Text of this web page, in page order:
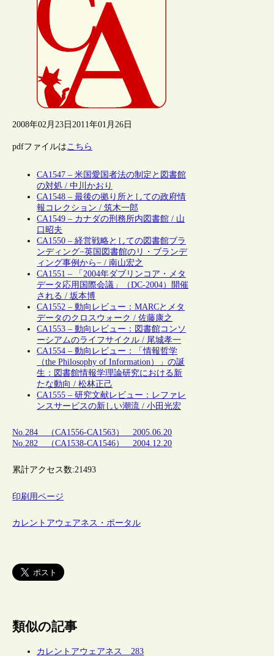
2008年02月23日 2011年01月26日
pdfファイルは こちら
CA1547 – 米国愛国者法の制定と図書館
の対処 / 中川かおり
CA1548 – 最後の拠り所としての政府情
報コレクション / 筑木一郎
CA1549 – カナダの刑務所内図書館 / 山
口昭夫
CA1550 – 経営戦略としての図書館ブラ
ンディング−英国図書館のリ・ブランデ
ィング事例から− / 南山宏之
CA1551 – 「2004年ダブリンコア・メタ
データ応用国際会議」（DC-2004）開催
される / 坂本博
CA1552 – 動向レビュー：MARCとメタ
データのクロスウォーク / 佐藤康之
CA1553 – 動向レビュー：図書館コンソ
ーシアムのライフサイクル / 尾城孝一
CA1554 – 動向レビュー：「情報哲学
（the Philosophy of Information）」の誕
生：図書館情報学理論研究における新
たな動向 / 松林正己
CA1555 – 研究文献レビュー：レファレ
ンスサービスの新しい潮流 / 小田光宏
No.284 （CA1556-CA1563） 2005.06.20
No.282 （CA1538-CA1546） 2004.12.20
累計アクセス数:21493
印刷用ページ
カレントアウェアネス・ポータル
類似の記事
カレントアウェアネス 283